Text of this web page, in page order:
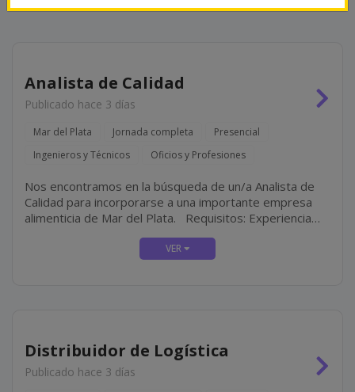
Analista de Calidad
Publicado hace 3 días
Mar del Plata Jornada completa
Presencial
Ingenieros y Técnicos
Oficios y Profesiones
Nos encontramos en la búsqueda de un/a Analista de
Calidad para incorporarse a una importante empresa
alimenticia de Mar del Plata. Requisitos: Experiencia
mínima de 3 años en el área de control de Calidad de
empresas alimenticias. Ingeniería en...
Distribuidor de Logística
Publicado hace 3 días